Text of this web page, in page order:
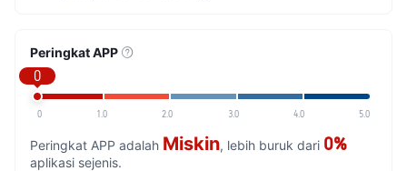
Peringkat APP
0
0 1.0 2.0 3.0 4.0 5.0
Peringkat APP adalah Miskin, lebih buruk dari 0%
aplikasi sejenis.